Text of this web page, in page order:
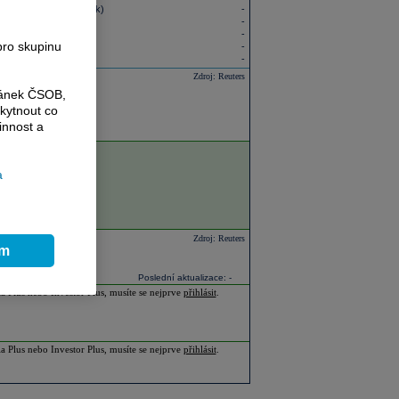
položek (poslední rok)
-
-
-
rok)
-
-
Zdroj: Reuters
Zdroj: Reuters
Poslední aktualizace: -
Plus nebo Investor Plus, musíte se nejprve přihlásit.
Plus nebo Investor Plus, musíte se nejprve přihlásit.
skupinu
ČSOB,
co
a